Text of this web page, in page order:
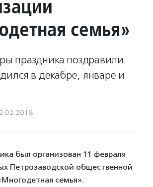
семья»
праздника поздравили
в декабре, январе и
был организован 11 февраля
Петрозаводской общественной
семья».